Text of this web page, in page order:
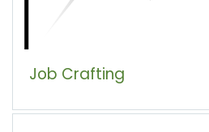
Job Crafting